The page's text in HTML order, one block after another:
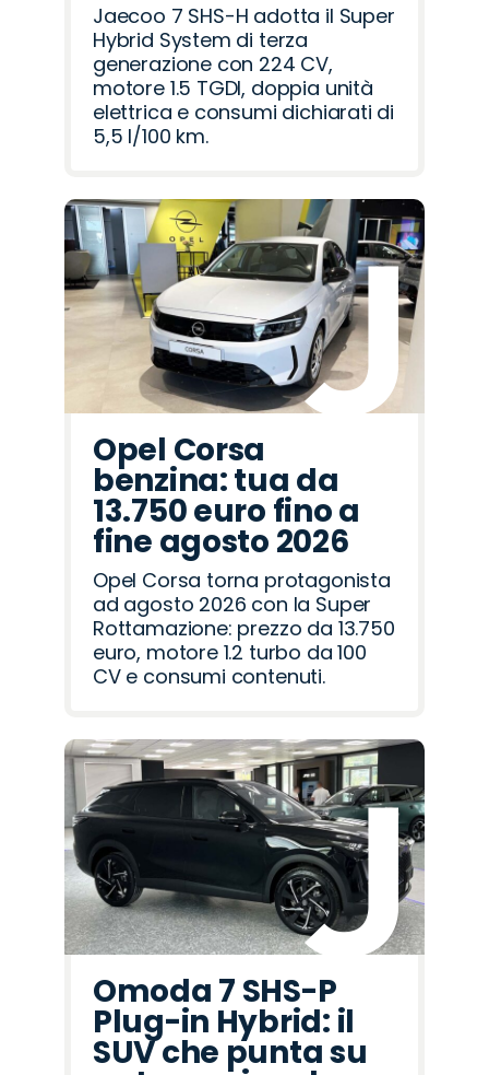
Jaecoo 7 SHS-H adotta il Super
Hybrid System di terza
generazione con 224 CV,
motore 1.5 TGDI, doppia unità
elettrica e consumi dichiarati di
5,5 l/100 km.
Opel Corsa
benzina: tua da
13.750 euro fino a
fine agosto 2026
Opel Corsa torna protagonista
ad agosto 2026 con la Super
Rottamazione: prezzo da 13.750
euro, motore 1.2 turbo da 100
CV e consumi contenuti.
Omoda 7 SHS-P
Plug-in Hybrid: il
SUV che punta su